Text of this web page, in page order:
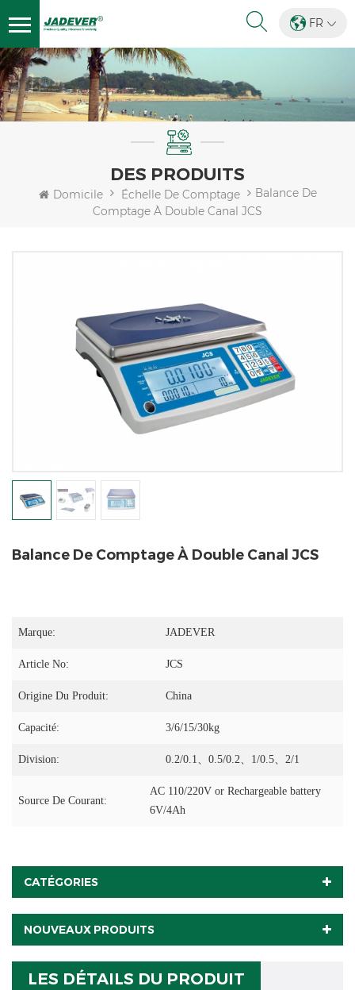
FR
DES PRODUITS
Domicile Échelle De Comptage
Balance De
Comptage À Double Canal JCS
Balance De Comptage À Double Canal JCS
Marque: JADEVER
Article No: JCS
Origine Du Produit: China
Capacité: 3/6/15/30kg
Division: 0.2/0.1、0.5/0.2、1/0.5、2/1
Source De Courant:
AC 110/220V or Rechargeable battery
6V/4Ah
CATÉGORIES
NOUVEAUX PRODUITS
LES DÉTAILS DU PRODUIT